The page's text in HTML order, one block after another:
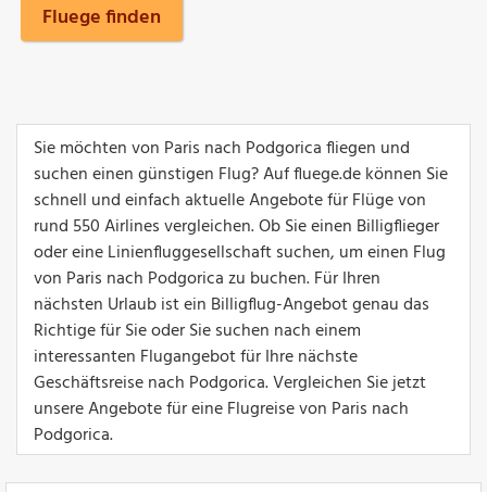
Fluege finden
Sie möchten von Paris nach Podgorica fliegen und
suchen einen günstigen Flug? Auf fluege.de können Sie
schnell und einfach aktuelle Angebote für Flüge von
rund 550 Airlines vergleichen. Ob Sie einen Billigflieger
oder eine Linienfluggesellschaft suchen, um einen Flug
von Paris nach Podgorica zu buchen. Für Ihren
nächsten Urlaub ist ein Billigflug-Angebot genau das
Richtige für Sie oder Sie suchen nach einem
interessanten Flugangebot für Ihre nächste
Geschäftsreise nach Podgorica. Vergleichen Sie jetzt
unsere Angebote für eine Flugreise von Paris nach
Podgorica.